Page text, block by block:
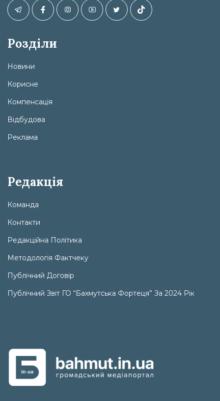
Розділи
Новини
Корисне
Компенсація
Відбудова
Реклама
Редакція
Команда
Контакти
Редакційна Політика
Методологія Фактчеку
Публічний Договір
Публічний Звіт ГО “Бахмутська Фортеця” За 2024 Рік